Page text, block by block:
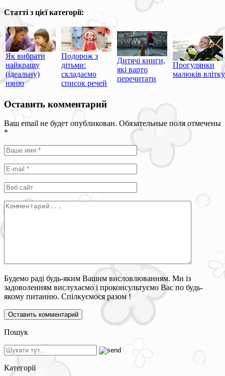
Статті з цієї категорії:
Як вибрати
найкращу
(ідеальну)
няню
Подорож з
дітьми:
складаємо
список речей
Дитячі книги,
які варто
перечитати
Прогулянки
малюків влітку
Оставить комментарий
Ваш email не будет опубликован. Обязательные поля отмечены
*
Будемо раді будь-яким Вашим висловлюванням. Ми із
задоволенням вислухаємо і проконсультуємо Вас по будь-
якому питанню. Спілкуємося разом !
Пошук
Категорії